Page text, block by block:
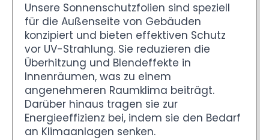
Unsere Sonnenschutzfolien sind speziell
für die Außenseite von Gebäuden
konzipiert und bieten effektiven Schutz
vor UV-Strahlung. Sie reduzieren die
Überhitzung und Blendeffekte in
Innenräumen, was zu einem
angenehmeren Raumklima beiträgt.
Darüber hinaus tragen sie zur
Energieeffizienz bei, indem sie den Bedarf
an Klimaanlagen senken.